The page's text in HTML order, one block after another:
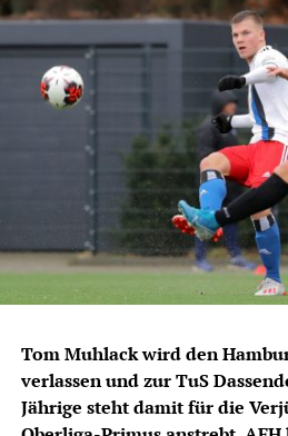
Tom Muhlack wird den
verlassen und zur TuS
Jährige steht damit für die